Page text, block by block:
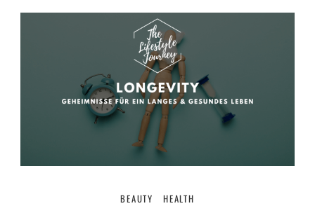
BEAUTY HEALTH